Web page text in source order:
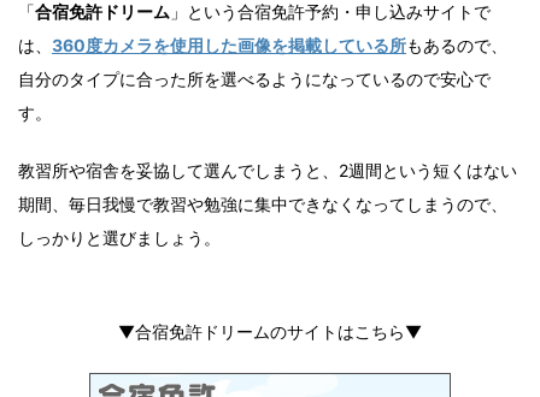
「合宿免許ドリーム 」という合宿免許予約・申し込みサイトで
は、 360度カメラを使用した画像を掲載している所もあるので、
自分のタイプに合った所を選べるようになっているので安心で
す。
教習所や宿舎を妥協して選んでしまうと、2週間という短くはない
期間、毎日我慢で教習や勉強に集中できなくなってしまうので、
しっかりと選びましょう。
▼合宿免許ドリームのサイトはこちら▼